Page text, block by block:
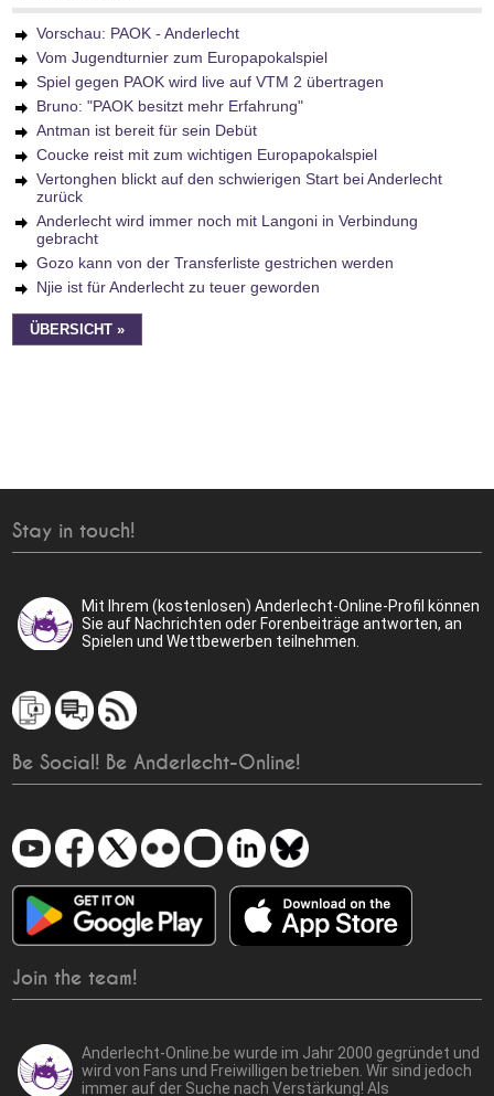
Vorschau: PAOK - Anderlecht
Vom Jugendturnier zum Europapokalspiel
Spiel gegen PAOK wird live auf VTM 2 übertragen
Bruno: "PAOK besitzt mehr Erfahrung"
Antman ist bereit für sein Debüt
Coucke reist mit zum wichtigen Europapokalspiel
Vertonghen blickt auf den schwierigen Start bei Anderlecht
zurück
Anderlecht wird immer noch mit Langoni in Verbindung
gebracht
Gozo kann von der Transferliste gestrichen werden
Njie ist für Anderlecht zu teuer geworden
ÜBERSICHT »
Stay in touch!
Mit Ihrem (kostenlosen) Anderlecht-Online-Profil können
Sie auf Nachrichten oder Forenbeiträge antworten, an
Spielen und Wettbewerben teilnehmen.
Be Social! Be Anderlecht-Online!
Join the team!
Anderlecht-Online.be wurde im Jahr 2000 gegründet und
wird von Fans und Freiwilligen betrieben. Wir sind jedoch
immer auf der Suche nach Verstärkung! Als